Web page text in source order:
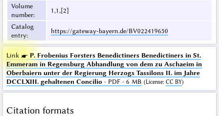
Volume
number:
1,1,[2]
Catalog
entry:
https://gateway-bayern.de/BV022419650
Link ☛ P. Frobenius Forsters Benedictiners Benedictiners in St.
Emmeram in Regensburg Abhandlung von dem zu Aschaeim in
Oberbaiern unter der Regierung Herzogs Tassilons II. im Jahre
DCCLXIII. gehaltenen Concilio· PDF · 6 MB (License: CC BY)
Citation formats